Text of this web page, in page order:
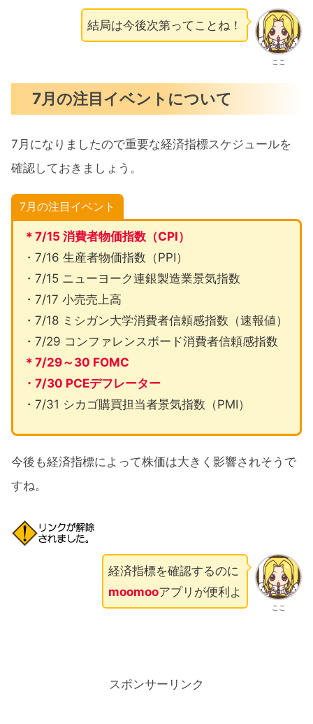
ここ
結局は今後次第ってことね！
7月の注目イベントについて
7月になりましたので重要な経済指標スケジュールを
確認しておきましょう。
7月の注目イベント
＊7/15 消費者物価指数（CPI）
・7/16 生産者物価指数（PPI）
・7/15 ニューヨーク連銀製造業景気指数
・7/17 小売売上高
・7/18 ミシガン大学消費者信頼感指数（速報値）
・7/29 コンファレンスボード消費者信頼感指数
＊7/29～30 FOMC
・7/30 PCEデフレーター
・7/31 シカゴ購買担当者景気指数（PMI）
今後も経済指標によって株価は大きく影響されそうで
すね。
ここ
経済指標を確認するのに
moomooアプリが便利よ
スポンサーリンク